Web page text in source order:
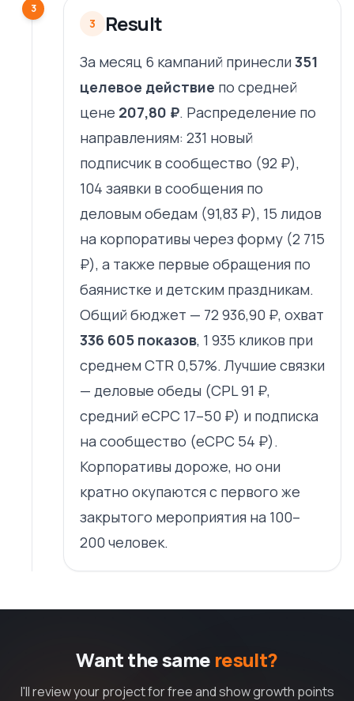
3
3 Result
За месяц 6 кампаний принесли 351
целевое действие по средней
цене 207,80 ₽. Распределение по
направлениям: 231 новый
подписчик в сообщество (92 ₽),
104 заявки в сообщения по
деловым обедам (91,83 ₽), 15 лидов
на корпоративы через форму (2 715
₽), а также первые обращения по
баянистке и детским праздникам.
Общий бюджет — 72 936,90 ₽, охват
336 605 показов, 1 935 кликов при
среднем CTR 0,57%. Лучшие связки
— деловые обеды (CPL 91 ₽,
средний eCPC 17–50 ₽) и подписка
на сообщество (eCPC 54 ₽).
Корпоративы дороже, но они
кратно окупаются с первого же
закрытого мероприятия на 100–
200 человек.
Want the same result?
I'll review your project for free and show growth points